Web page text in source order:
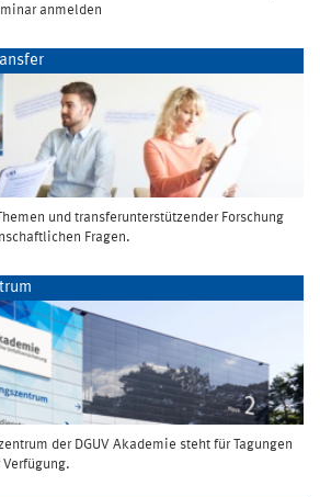
anmelden
und transferunterstützender Forschung
Fragen.
der DGUV Akademie steht für Tagungen